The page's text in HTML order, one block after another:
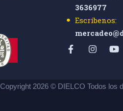
3636977
Escríbenos:
Copyright 2026 © DIELCO Todos los